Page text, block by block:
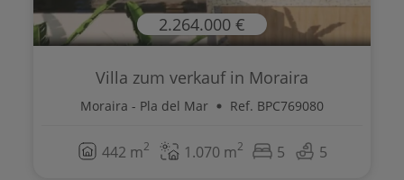
2.264.000 €
Villa zum verkauf in Moraira
Moraira - Pla del Mar Ref. BPC769080
442 m2 1.070 m2 5 5